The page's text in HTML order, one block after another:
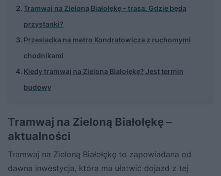
Tramwaj na Zieloną Białołękę – trasa. Gdzie będą
przystanki?
Przesiadka na metro Kondratowicza z ruchomymi
chodnikami
Kiedy tramwaj na Zieloną Białołękę? Jest termin
budowy
Tramwaj na Zieloną Białołękę –
aktualności
Tramwaj na Zieloną Białołękę to zapowiadana od
dawna inwestycja, która ma ułatwić dojazd z tej